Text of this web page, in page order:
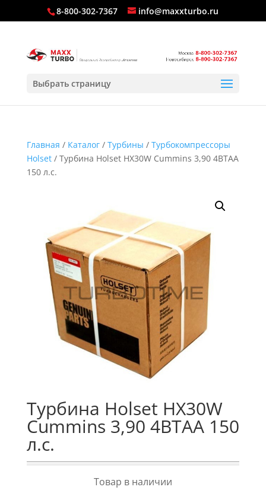
8-800-302-7367 info@maxxturbo.ru
Выбрать страницу
Главная / Каталог/ Турбины / Турбокомпрессоры
Holset/ Турбина Holset HX30W Cummins 3,90 4BTAA
150 л.с.
Турбина Holset HX30W
Cummins 3,90 4BTAA 150
л.с.
Товар в наличии